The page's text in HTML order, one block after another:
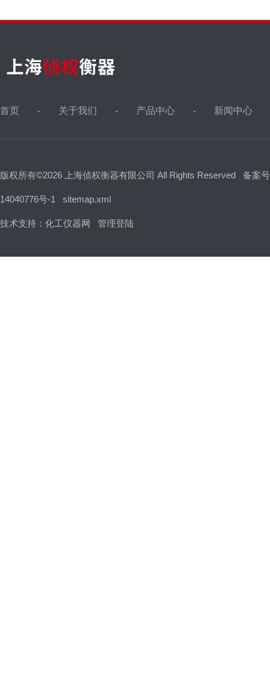
首页 关于我们 产品中心 新闻中心
版权所有©2026 上海侦权衡器有限公司 All Rights Reserved 备案
14040776号-1 sitemap.xml
技术支持： 化工仪器网 管理登陆